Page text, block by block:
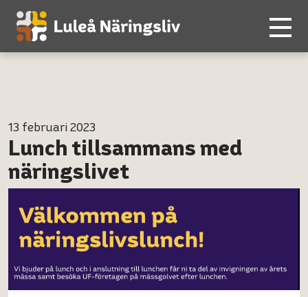
13 februari 2023
Lunch tillsammans med
näringslivet